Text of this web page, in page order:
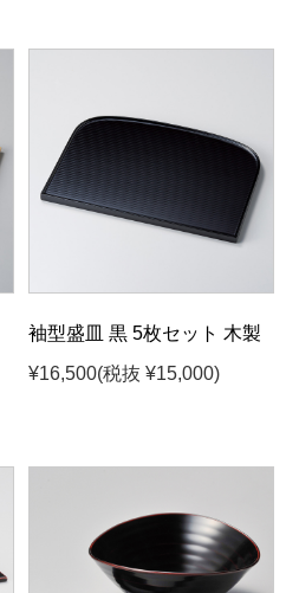
袖型盛皿 黒 5枚セット 木製
¥16,500(税抜 ¥15,000)